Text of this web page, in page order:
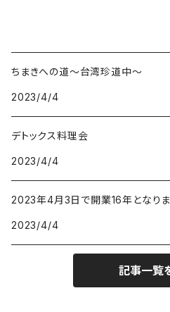
ちまきへの道〜台湾珍道中〜
2023/4/4
デトックス料理会
2023/4/4
2023年4月3日で開業16年となり
2023/4/4
記事一覧